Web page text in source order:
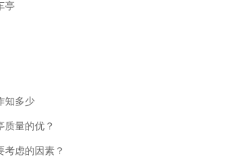
亭
知多少
质量的优？
考虑的因素？